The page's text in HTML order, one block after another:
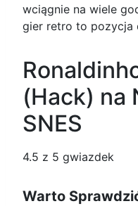
wciągnie na wiele
gier retro to pozycja
(Hack) na
SNES
4.5 z 5 gwiazdek
Warto